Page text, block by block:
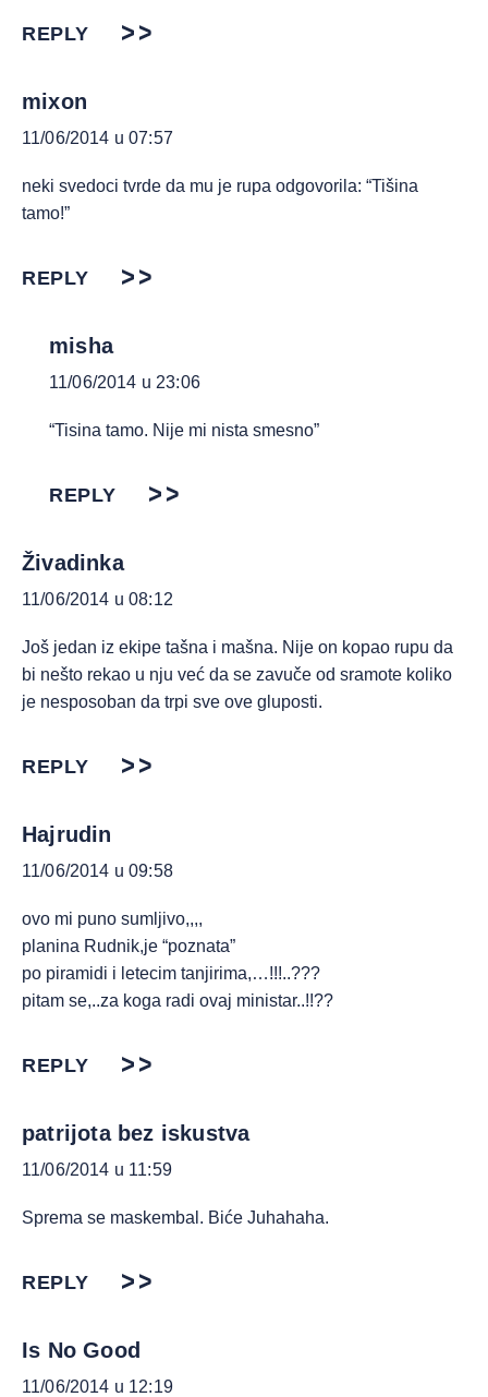
REPLY
mixon
11/06/2014 u 07:57
neki svedoci tvrde da mu je rupa odgovorila: “Tišina
tamo!”
REPLY
misha
11/06/2014 u 23:06
“Tisina tamo. Nije mi nista smesno”
REPLY
Živadinka
11/06/2014 u 08:12
Još jedan iz ekipe tašna i mašna. Nije on kopao rupu da
bi nešto rekao u nju već da se zavuče od sramote koliko
je nesposoban da trpi sve ove gluposti.
REPLY
Hajrudin
11/06/2014 u 09:58
ovo mi puno sumljivo,,,,
planina Rudnik,je “poznata”
po piramidi i letecim tanjirima,…!!!..???
pitam se,..za koga radi ovaj ministar..!!??
REPLY
patrijota bez iskustva
11/06/2014 u 11:59
Sprema se maskembal. Biće Juhahaha.
REPLY
Is No Good
11/06/2014 u 12:19